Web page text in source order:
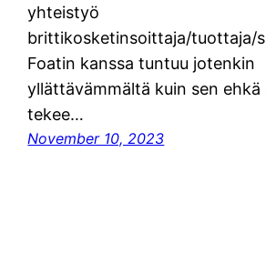
yhteistyö
brittikosketinsoittaja/tuottaja/
Foatin kanssa tuntuu jotenkin
yllättävämmältä kuin sen ehkä
tekee…
November 10, 2023